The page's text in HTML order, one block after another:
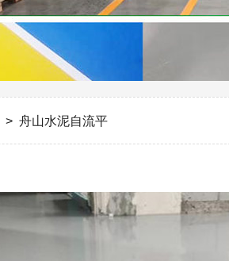
> 舟山水泥自流平